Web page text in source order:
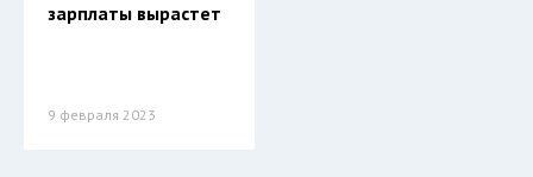
зарплаты вырастет
9 февраля 2023